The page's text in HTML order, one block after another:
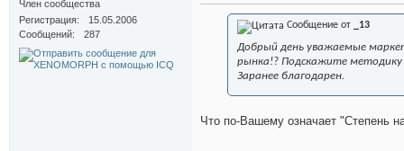
Член сообщества
Регистрация
15.05.2006
Сообщений
287
Сообщение от _13
Добрый день уважаемые
рынка!? Подскажите
Заранее благодарен.
Что по-Вашему означает "Степень